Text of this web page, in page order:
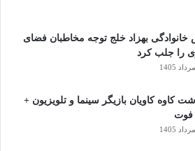
بهزاد خلج توجه مخاطبان فضای
را جلب کرد
کاوه کاویان بازیگر سینما و تلویزیون +
فوت